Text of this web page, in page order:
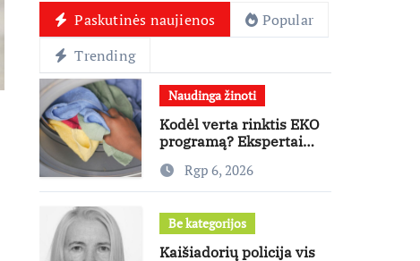
Paskutinės naujienos
Popular
Trending
Naudinga žinoti
Kodėl verta rinktis EKO
programą? Ekspertai
mitusRgp 6, 2026
Be kategorijos
Kaišiadorių policija vis